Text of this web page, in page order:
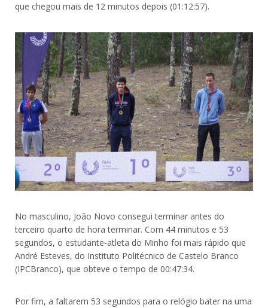
que chegou mais de 12 minutos depois (01:12:57).
No masculino, João Novo consegui terminar antes do
terceiro quarto de hora terminar. Com 44 minutos e 53
segundos, o estudante-atleta do Minho foi mais rápido que
André Esteves, do Instituto Politécnico de Castelo Branco
(IPCBranco), que obteve o tempo de 00:47:34.
Por fim, a faltarem 53 segundos para o relógio bater na uma